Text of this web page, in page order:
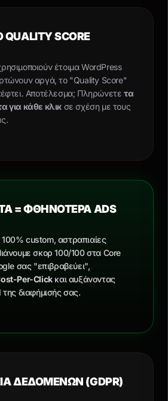
SCORE
έτοιμα WordPress
αργά, το "Quality Score"
Αποτέλεσμα; Πληρώνετε τα
για κάθε κλικ σε σχέση με τους
= ΦΘΗΝΟΤΕΡΑ ADS
custom, αστραπιαίες
σκορ 100/100 στα Core
σας "επιβραβεύει",
Per-Clickκαι αυξάνοντας
της διαφήμισής σας.
ΔΕΔΟΜΕΝΩΝ (GDPR)